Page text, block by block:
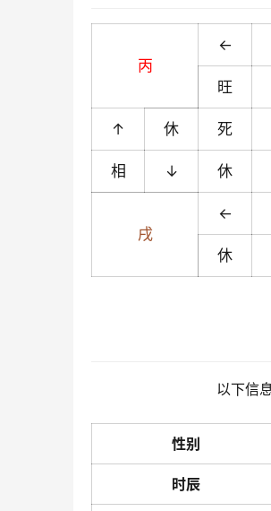
丙
←
旺
↑ 休 死
相 ↓ 休
戌
←
休
以下信
性别
时辰